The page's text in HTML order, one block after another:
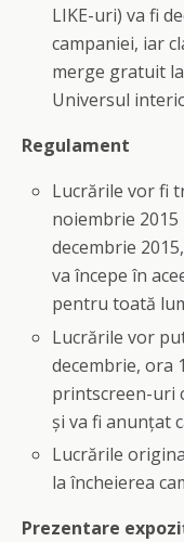
LIKE-uri) va fi
campaniei, iar
merge gratuit
Universul
Regulament
Lucrările vor fi
noiembrie 2015
decembrie
va începe în
pentru toată
Lucrările vor
decembrie, ora
printscreen-uri
şi va fi anunţat
Lucrările
la încheierea
Prezentare